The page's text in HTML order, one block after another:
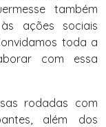
também
ações sociais
toda a
com essa
rodadas com
além dos